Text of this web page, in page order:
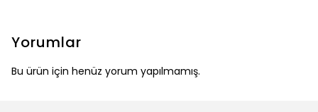
Yorumlar
Bu ürün için henüz yorum yapılmamış.